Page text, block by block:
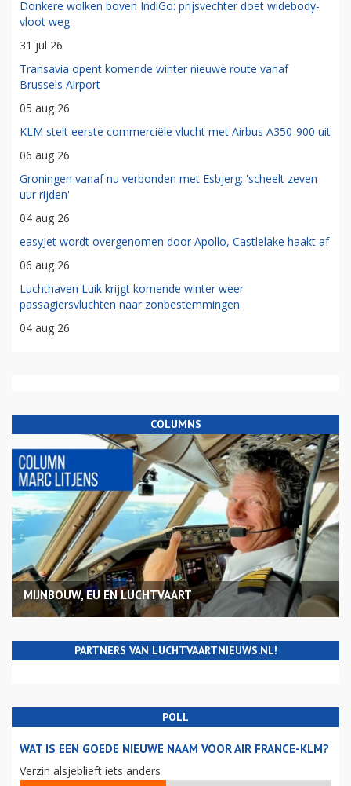
Donkere wolken boven IndiGo: prijsvechter doet widebody-
vloot weg
31 jul 26
Transavia opent komende winter nieuwe route vanaf
Brussels Airport
05 aug 26
KLM stelt eerste commerciële vlucht met Airbus A350-900 uit
06 aug 26
Groningen vanaf nu verbonden met Esbjerg: 'scheelt zeven
uur rijden'
04 aug 26
easyJet wordt overgenomen door Apollo, Castlelake haakt af
06 aug 26
Luchthaven Luik krijgt komende winter weer
passagiersvluchten naar zonbestemmingen
04 aug 26
COLUMNS
MIJNBOUW, EU EN LUCHTVAART
PARTNERS VAN LUCHTVAARTNIEUWS.NL!
POLL
WAT IS EEN GOEDE NIEUWE NAAM VOOR AIR FRANCE-KLM?
Verzin alsjeblieft iets anders